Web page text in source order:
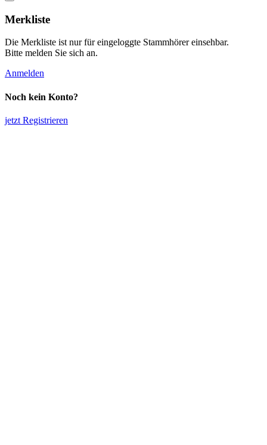
Merkliste
Die Merkliste ist nur für eingeloggte Stammhörer einsehbar.
Bitte melden Sie sich an.
Anmelden
Noch kein Konto?
jetzt Registrieren